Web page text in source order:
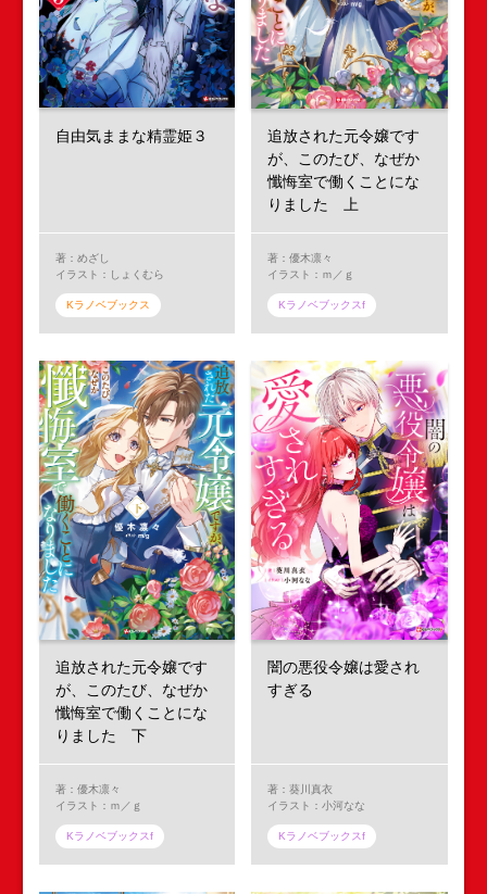
自由気ままな精霊姫３
著：めざし
イラスト：しょくむら
Kラノベブックス
追放された元令嬢です
が、このたび、なぜか
懺悔室で働くことにな
りました 上
著：優木凛々
イラスト：ｍ／ｇ
Kラノベブックスf
追放された元令嬢です
が、このたび、なぜか
懺悔室で働くことにな
りました 下
著：優木凛々
イラスト：ｍ／ｇ
Kラノベブックスf
闇の悪役令嬢は愛され
すぎる
著：葵川真衣
イラスト：小河なな
Kラノベブックスf